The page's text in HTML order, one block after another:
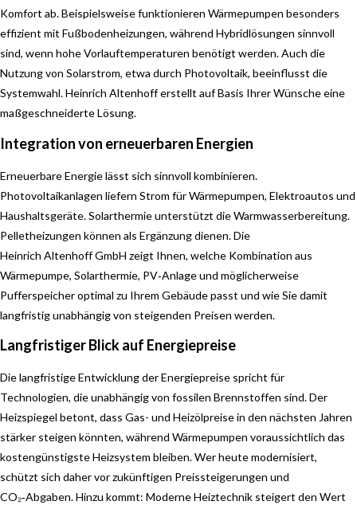
Komfort ab. Beispielsweise funktionieren Wärmepumpen besonders
effizient mit Fußbodenheizungen, während Hybridlösungen sinnvoll
sind, wenn hohe Vorlauftemperaturen benötigt werden. Auch die
Nutzung von Solarstrom, etwa durch Photovoltaik, beeinflusst die
Systemwahl. Heinrich Altenhoff erstellt auf Basis Ihrer Wünsche eine
maßgeschneiderte Lösung.
Integration von erneuerbaren Energien
Erneuerbare Energie lässt sich sinnvoll kombinieren.
Photovoltaikanlagen liefern Strom für Wärmepumpen, Elektroautos und
Haushaltsgeräte. Solarthermie unterstützt die Warmwasserbereitung.
Pelletheizungen können als Ergänzung dienen. Die
Heinrich Altenhoff GmbH zeigt Ihnen, welche Kombination aus
Wärmepumpe, Solarthermie, PV‑Anlage und möglicherweise
Pufferspeicher optimal zu Ihrem Gebäude passt und wie Sie damit
langfristig unabhängig von steigenden Preisen werden.
Langfristiger Blick auf Energiepreise
Die langfristige Entwicklung der Energiepreise spricht für
Technologien, die unabhängig von fossilen Brennstoffen sind. Der
Heizspiegel betont, dass Gas- und Heizölpreise in den nächsten Jahren
stärker steigen könnten, während Wärmepumpen voraussichtlich das
kostengünstigste Heizsystem bleiben. Wer heute modernisiert,
schützt sich daher vor zukünftigen Preissteigerungen und
CO₂‑Abgaben. Hinzu kommt: Moderne Heiztechnik steigert den Wert